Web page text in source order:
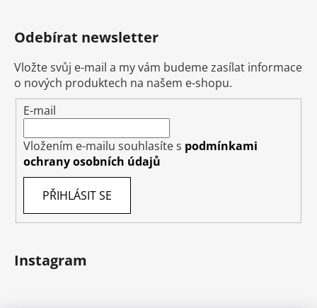
Odebírat newsletter
Vložte svůj e-mail a my vám budeme zasílat informace
o nových produktech na našem e-shopu.
E-mail
Vložením e-mailu souhlasíte s podmínkami
ochrany osobních údajů
PŘIHLÁSIT SE
Instagram